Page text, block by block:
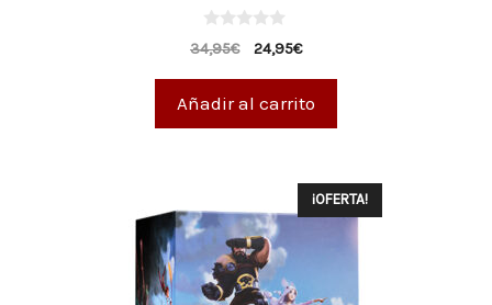
0
d
34,95€ 24,95€
Añadir al carrito
¡OFERTA!